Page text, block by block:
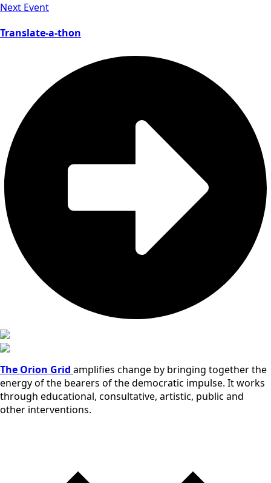
Next Event
Translate-a-thon
The Orion Grid amplifies change by bringing together the
energy of the bearers of the democratic impulse. It works
through educational, consultative, artistic, public and
other interventions.